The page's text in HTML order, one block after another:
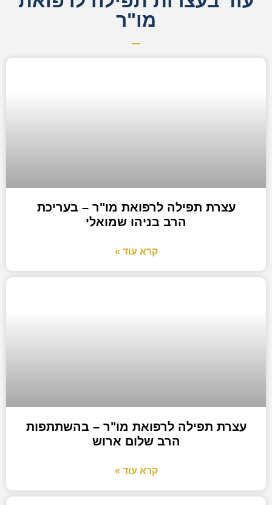
מו"ר
עצרת תפילה לרפואת מו"ר – בעריכת
הרב בניהו שמואלי
קרא עוד »
עצרת תפילה לרפואת מו"ר – בהשתתפות
הרב שלום ארוש
קרא עוד »